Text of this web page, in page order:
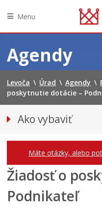
obsah
Menu
Agendy
Levoča \ Úrad \ Agendy \
poskytnutie dotácie –
Ako vybaviť
Máte otázky, alebo
Žiadosť o
Podnikateľ